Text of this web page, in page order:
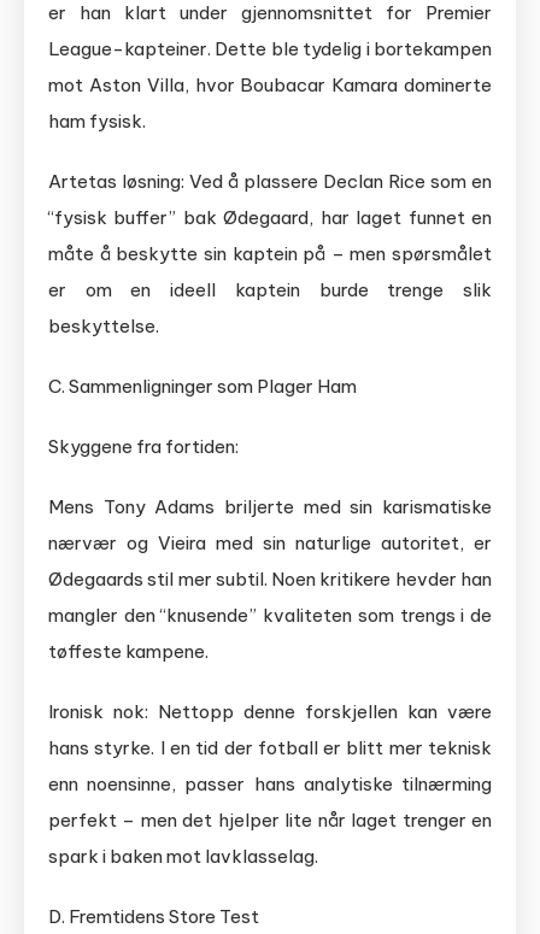
er han klart under gjennomsnittet for Premier
League-kapteiner. Dette ble tydelig i bortekampen
mot Aston Villa, hvor Boubacar Kamara dominerte
ham fysisk.
Artetas løsning: Ved å plassere Declan Rice som en
“fysisk buffer” bak Ødegaard, har laget funnet en
måte å beskytte sin kaptein på – men spørsmålet
er om en ideell kaptein burde trenge slik
beskyttelse.
C. Sammenligninger som Plager Ham
Skyggene fra fortiden:
Mens Tony Adams briljerte med sin karismatiske
nærvær og Vieira med sin naturlige autoritet, er
Ødegaards stil mer subtil. Noen kritikere hevder han
mangler den “knusende” kvaliteten som trengs i de
tøffeste kampene.
Ironisk nok: Nettopp denne forskjellen kan være
hans styrke. I en tid der fotball er blitt mer teknisk
enn noensinne, passer hans analytiske tilnærming
perfekt – men det hjelper lite når laget trenger en
spark i baken mot lavklasselag.
D. Fremtidens Store Test